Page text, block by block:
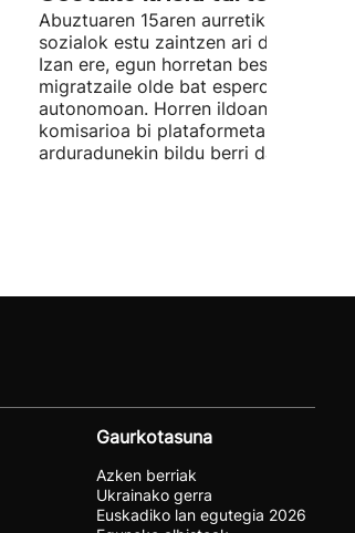
Abuztuaren 15aren aurretik, sare
sozialok estu zaintzen ari da Brusela.
Izan ere, egun horretan beste
migratzaile olde bat espero da hiri
autonomoan. Horren ildoan,
komisarioa bi plataformetako
arduradunekin bildu berri da.
Gaurkotasuna
Azken berriak
Ukrainako gerra
Euskadiko lan egutegia 2026